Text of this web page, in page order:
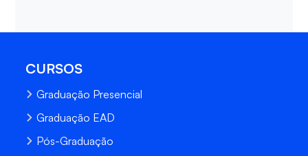
CURSOS
Graduação Presencial
Graduação EAD
Pós-Graduação